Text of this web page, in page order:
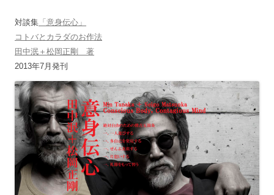
対談集 「意身伝心」
コトバとカラダのお作法
田中泯＋松岡正剛 著
2013年7月発刊